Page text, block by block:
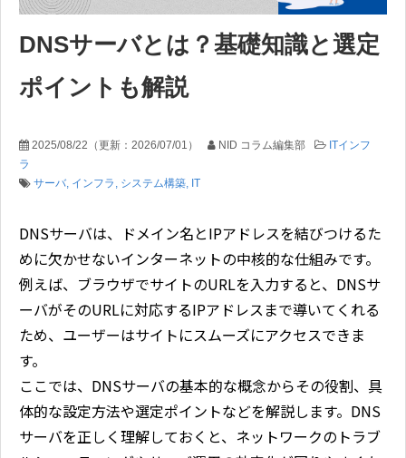
DNSサーバとは？基礎知識と選定
ポイントも解説
2025/08/22 （更新： 2026/07/01 ） NID コラム編集部
ITインフ
ラ
サーバ インフラ システム構築 IT
DNSサーバは、ドメイン名とIPアドレスを結びつけるた
めに欠かせないインターネットの中核的な仕組みです。
例えば、ブラウザでサイトのURLを入力すると、DNSサ
ーバがそのURLに対応するIPアドレスまで導いてくれる
ため、ユーザーはサイトにスムーズにアクセスできま
す。
ここでは、DNSサーバの基本的な概念からその役割、具
体的な設定方法や選定ポイントなどを解説します。DNS
サーバを正しく理解しておくと、ネットワークのトラブ